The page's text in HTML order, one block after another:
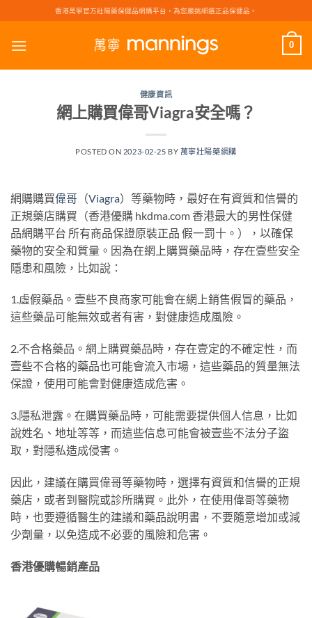
to
content
香港萬寧官方壯陽藥保健品網購平台，為您嚴挑細選正品保健品。
0
健康資訊
網上購買偉哥Viagra安全嗎？
POSTED ON 2023-02-25 BY 萬寧壯陽藥網購
網購購買偉哥 （Viagra）等藥物時，最好在有資質和信譽的
正規藥店購買（香港優購 hkdma.com 香港最大的男性保健
品網購平台 所有商品保證原裝正品 假一罰十。），以確保
藥物的安全和質量。因為在網上購買藥品時，存在壹些安全
隱患和風險，比如說：
1.虛假藥品。壹些不良商家可能會在網上銷售假冒的藥品，
這些藥品可能無效或者有害，對健康造成風險。
2.不合格藥品。網上購買藥品時，存在壹定的不確定性，而
壹些不合格的藥品也可能會流入市場，這些藥品的質量無法
保證，使用可能會對健康造成危害。
3.隱私泄露。在購買藥品時，可能需要提供個人信息，比如
說姓名、地址等等，而這些信息可能會被壹些不法分子盜
取，對隱私造成侵害。
因此，建議在購買偉哥等藥物時，選擇有資質和信譽的正規
藥店，或者到醫院或診所購買。此外，在使用偉哥等藥物
時，也要遵循醫生的建議和藥品說明書，不要隨意增加或減
少劑量，以免造成不必要的風險和危害。
香港優購暢銷產品